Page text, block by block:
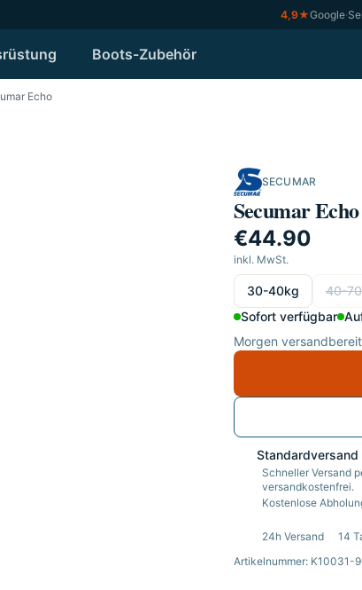
4,9★Google·
Boots-Zubehör
Echo
SECUMAR
Secumar Echo
€44.90
inkl. MwSt.
wählen
30-40kg 40-
Sofort verfügbar
Morgen
Standardversand
Schneller Versand
versandkostenfrei.
Kostenlose
24h Versand 14
Artikelnummer: K10031-